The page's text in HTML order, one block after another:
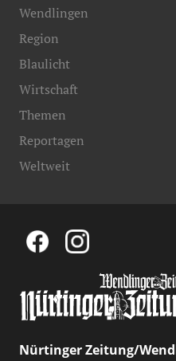
Wendlingen
Region
Blaulicht
Wirtschaft
Themen
Reportagen
Weltweit
Nürtinger Zeitung/